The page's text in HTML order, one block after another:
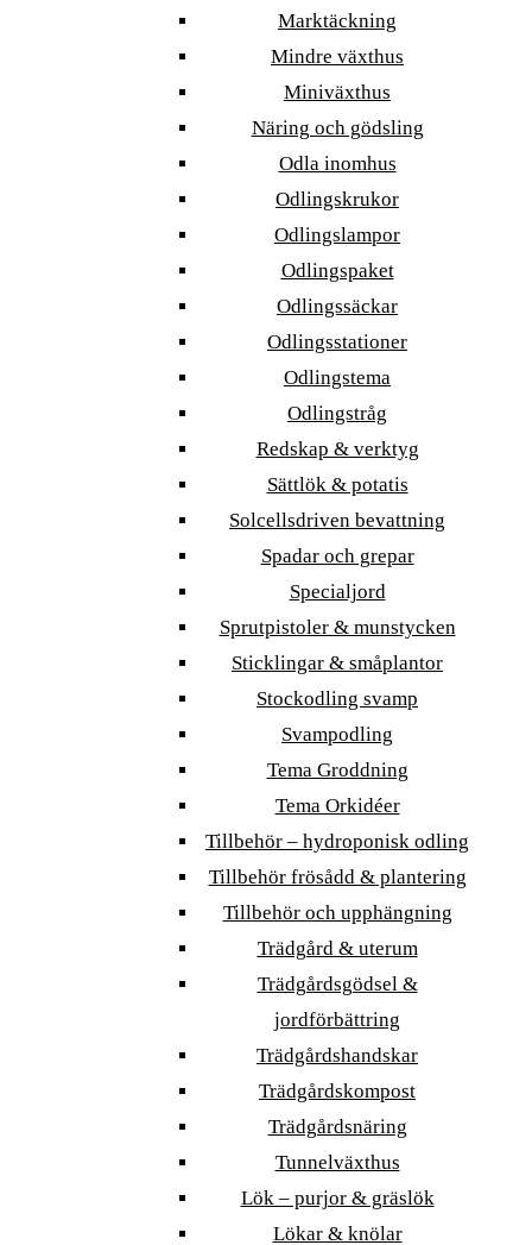
Marktäckning
Mindre växthus
Miniväxthus
Näring och gödsling
Odla inomhus
Odlingskrukor
Odlingslampor
Odlingspaket
Odlingssäckar
Odlingsstationer
Odlingstema
Odlingstråg
Redskap & verktyg
Sättlök & potatis
Solcellsdriven bevattning
Spadar och grepar
Specialjord
Sprutpistoler & munstycken
Sticklingar & småplantor
Stockodling svamp
Svampodling
Tema Groddning
Tema Orkidéer
Tillbehör – hydroponisk odling
Tillbehör frösådd & plantering
Tillbehör och upphängning
Trädgård & uterum
Trädgårdsgödsel &
jordförbättring
Trädgårdshandskar
Trädgårdskompost
Trädgårdsnäring
Tunnelväxthus
Lök – purjor & gräslök
Lökar & knölar